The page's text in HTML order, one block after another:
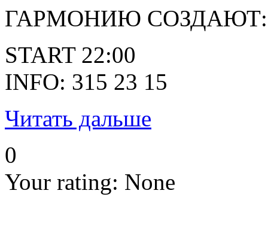
ГАРМОНИЮ СОЗДАЮТ:
START 22:00
INFO: 315 23 15
Читать дальше
0
Your rating: None